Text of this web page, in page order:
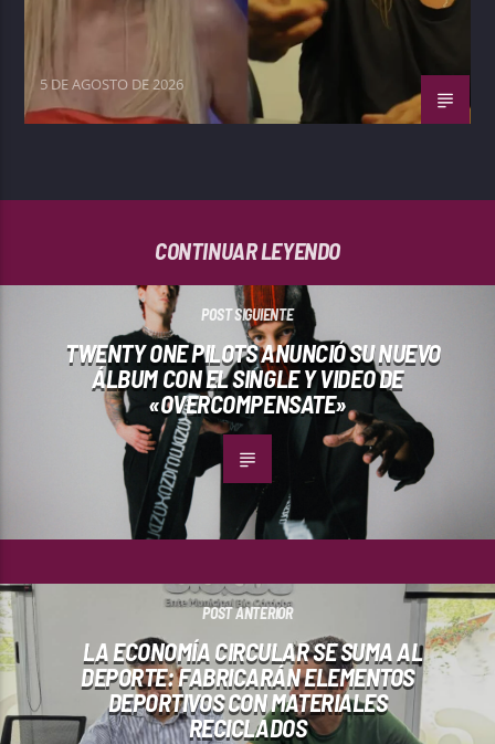
5 DE AGOSTO DE 2026
CONTINUAR LEYENDO
POST SIGUIENTE
TWENTY ONE PILOTS ANUNCIÓ SU NUEVO
ÁLBUM CON EL SINGLE Y VIDEO DE
«OVERCOMPENSATE»
POST ANTERIOR
LA ECONOMÍA CIRCULAR SE SUMA AL
DEPORTE: FABRICARÁN ELEMENTOS
DEPORTIVOS CON MATERIALES
RECICLADOS